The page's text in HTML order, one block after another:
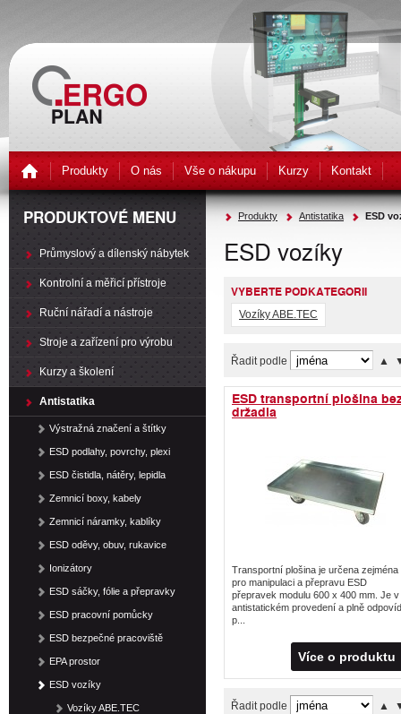
Produkty O nás Vše o nákupu Kurzy Kontakt
Produkty Antistatika ESD
ESD vozíky
VYBERTE PODKATEGORII
Vozíky ABE.TEC
Řadit podle ▲
ESD transportní plošina
držadla
Transportní plošina je určena zejména
pro manipulaci a přepravu ESD
přepravek modulu 600 x 400 mm. Je v
antistatickém provedení a plně
p...
Více o produktu
Řadit podle ▲
PRODUKTOVÉ MENU
Průmyslový a dílenský nábytek
Kontrolní a měřicí přístroje
Ruční nářadí a nástroje
Stroje a zařízení pro výrobu
Kurzy a školení
Antistatika
Výstražná značení a štítky
ESD podlahy, povrchy, plexi
ESD čistidla, nátěry, lepidla
Zemnicí boxy, kabely
Zemnicí náramky, kablíky
ESD oděvy, obuv, rukavice
Ionizátory
ESD sáčky, fólie a přepravky
ESD pracovní pomůcky
ESD bezpečné pracoviště
EPA prostor
ESD vozíky
Vozíky ABE.TEC